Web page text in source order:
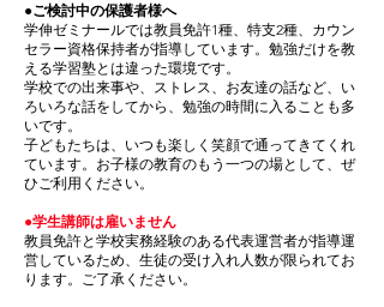
●ご検討中の保護者様へ
学伸ゼミナールでは教員免許1種、特支2種、カウン
セラー資格保持者が指導しています。勉強だけを教
える学習塾とは違った環境です。
学校での出来事や、ストレス、お友達の話など、い
ろいろな話をしてから、勉強の時間に入ることも多
いです。
子どもたちは、いつも楽しく笑顔で通ってきてくれ
ています。お子様の教育のもう一つの場として、ぜ
ひご利用ください。
●学生講師は雇いません
教員免許と学校実務経験のある代表運営者が指導運
営しているため、生徒の受け入れ人数が限られてお
ります。ご了承ください。